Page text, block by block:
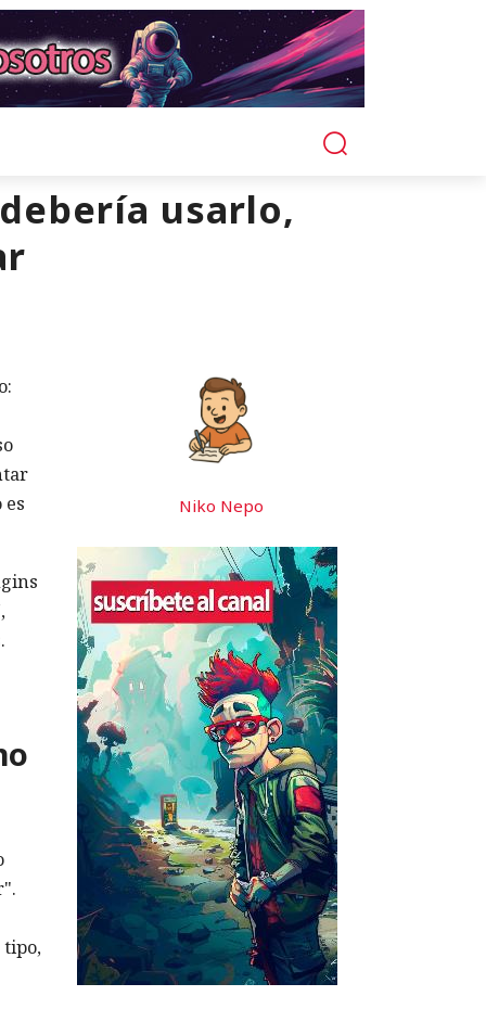
usarlo,
tipo,
Niko Nepo